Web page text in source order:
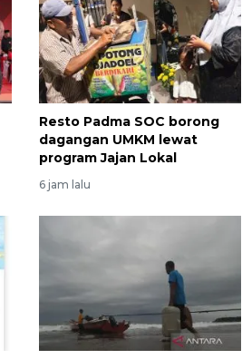
Resto Padma SOC borong
dagangan UMKM lewat
program Jajan Lokal
6 jam lalu